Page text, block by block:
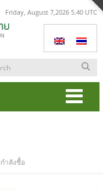
Friday, August 7,2026 5.40 UTC
ำลังซื้อ